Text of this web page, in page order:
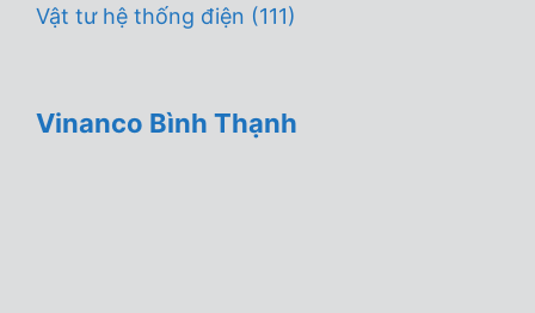
Vật tư hệ thống điện (111)
Vinanco Bình Thạnh